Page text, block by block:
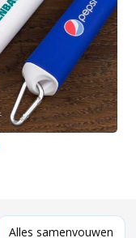
Alles samenvouwen